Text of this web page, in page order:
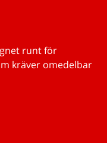
runt för
kräver omedelbar